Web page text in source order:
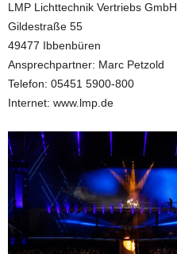
LMP Lichttechnik Vertriebs GmbH
Gildestraße 55
49477 Ibbenbüren
Ansprechpartner: Marc Petzold
Telefon: 05451 5900-800
Internet: www.lmp.de